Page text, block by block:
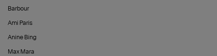
Barbour
Ami Paris
Anine Bing
Max Mara